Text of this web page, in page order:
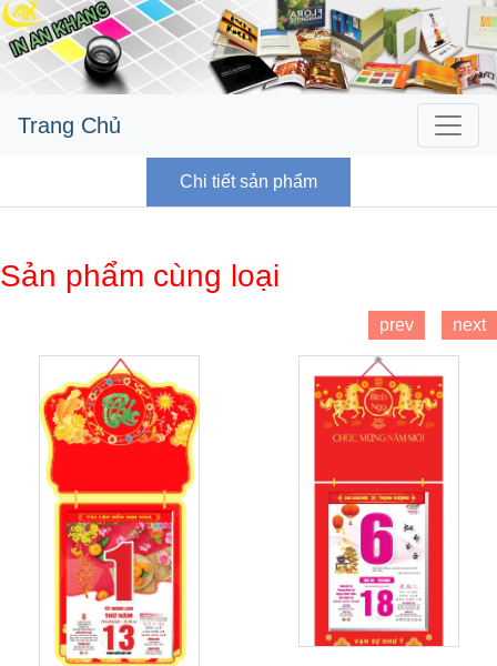
Trang Chủ
Chi tiết sản phẩm
Sản phẩm cùng loại
prev next